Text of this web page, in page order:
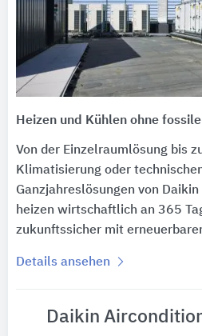
Heizen und Kühlen ohne
Von der Einzelraumlösung bis
Klimatisierung oder
Ganzjahreslösungen von
heizen wirtschaftlich an 365
zukunftssicher mit
Details ansehen
Daikin